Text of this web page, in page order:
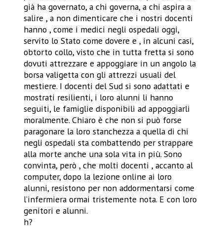
già ha governato, a chi governa, a chi aspira a
salire , a non dimenticare che i nostri docenti
hanno , come i medici negli ospedali oggi,
servito lo Stato come dovere e , in alcuni casi,
obtorto collo, visto che in tutta fretta si sono
dovuti attrezzare e appoggiare in un angolo la
borsa valigetta con gli attrezzi usuali del
mestiere. I docenti del Sud si sono adattati e
mostrati resilienti, i loro alunni li hanno
seguiti, le famiglie disponibili ad appoggiarli
moralmente. Chiaro è che non si può forse
paragonare la loro stanchezza a quella di chi
negli ospedali sta combattendo per strappare
alla morte anche una sola vita in più. Sono
convinta, però , che molti docenti , accanto al
computer, dopo la lezione online ai loro
alunni, resistono per non addormentarsi come
l’infermiera ormai tristemente nota. E con loro
genitori e alunni.
h?